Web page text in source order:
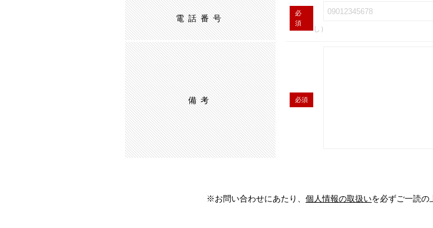
電話番号
必
須
し）
備考 必須
※お問い合わせにあたり、 個人情報の取扱いを必ずご一読の